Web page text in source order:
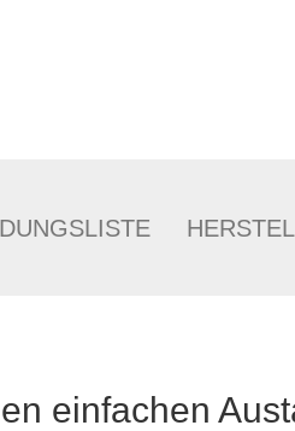
einfachen